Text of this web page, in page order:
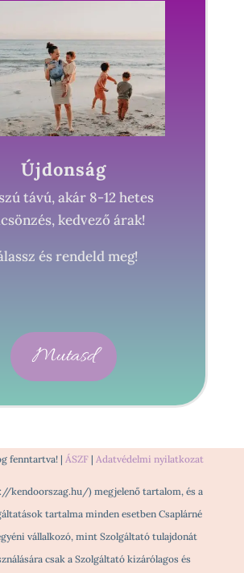
Újdonság
távú, akár 8-12 hetes
kedvező árak!
és rendeld meg!
Mutasd
fenntartva! | ÁSZF| Adatvédelmi nyilatkozat
kendoorszag.hu/) megjelenő tartalom, és a
tartalma minden esetben Csaplárné
vállalkozó, mint Szolgáltató tulajdonát
csak a Szolgáltató kizárólagos és